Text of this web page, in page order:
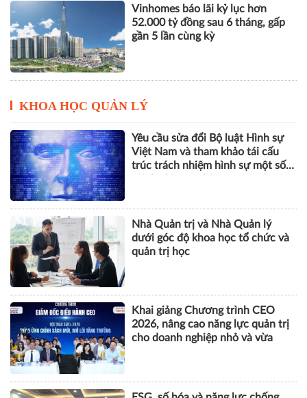
Vinhomes báo lãi kỷ lục hơn
52.000 tỷ đồng sau 6 tháng, gấp
gần 5 lần cùng kỳ
KHOA HỌC QUẢN LÝ
Yêu cầu sửa đổi Bộ luật Hình sự
Việt Nam và tham khảo tái cấu
trúc trách nhiệm hình sự một số
Nhà Quản trị và Nhà Quản lý
dưới góc độ khoa học tổ chức và
quản trị học
Khai giảng Chương trình CEO
2026, nâng cao năng lực quản trị
cho doanh nghiệp nhỏ và vừa